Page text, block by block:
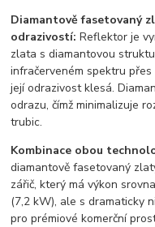
Diamantově fasetovaný
odrazivostí: Reflektor je
zlata s diamantovou
infračerveném spektru
její odrazivost klesá.
odrazu, čímž minimalizuje
trubic.
Kombinace obou
diamantově fasetovaný
zářič, který má výkon
(7,2 kW), ale s dramaticky
pro prémiové komerční